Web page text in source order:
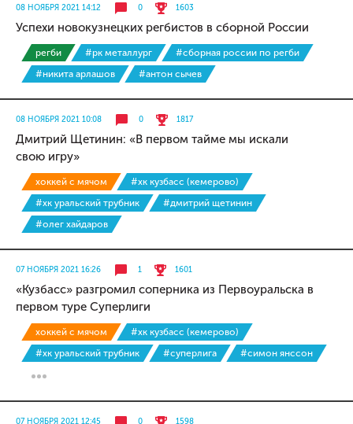
08 НОЯБРЯ 2021 14:12 0 1603
Успехи новокузнецких регбистов в сборной России
регби #рк металлург
#сборная россии по регби
#никита арлашов
#антон сычев
08 НОЯБРЯ 2021 10:08 0 1817
Дмитрий Щетинин: «В первом тайме мы искали
свою игру»
хоккей с мячом
#хк кузбасс (кемерово)
#хк уральский трубник
#дмитрий щетинин
#олег хайдаров
07 НОЯБРЯ 2021 16:26 1 1601
«Кузбасс» разгромил соперника из Первоуральска в
первом туре Суперлиги
хоккей с мячом
#хк кузбасс (кемерово)
#хк уральский трубник
#суперлига #симон янссон
07 НОЯБРЯ 2021 12:45 0 1598